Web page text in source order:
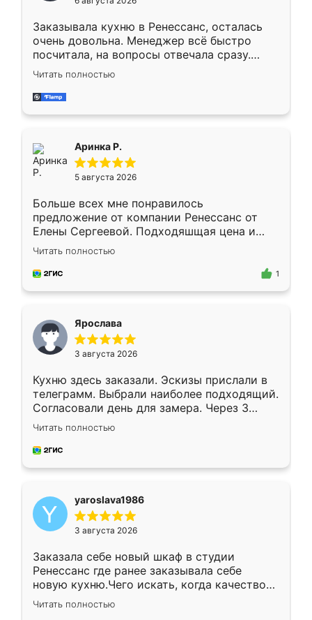
мебели буду заказывать только здесь.
Заказывала кухню в Ренессанс, осталась
очень довольна. Менеджер всё быстро
посчитала, на вопросы отвечала сразу.
Замерщик приехал в субботу, подошёл к
делу со всей ответственностью. Собрали
за день, ребята работали аккуратно, даже
Читать полностью
Аринка Р.
5 августа 2026
Больше всех мне понравилось
предложение от компании Ренессанс от
Елены Сергеевой. Подходяшщая цена и
короткие сроки изготовления. Приехавший
для замера сотрудник Владислав
предложил по моему эскизу самый
Читать полностью
1
Ярослава
3 августа 2026
Кухню здесь заказали. Эскизы прислали в
телеграмм. Выбрали наиболее подходящий.
Согласовали день для замера. Через 3
недели кухня была уже готова. Остались
довольны работой. Спасибо Ренессанс
мебель за качественную работу!
Читать полностью
yaroslava1986
3 августа 2026
Заказала себе новый шкаф в студии
Ренессанс где ранее заказывала себе
новую кухню.Чего искать, когда качеством
вполне довольна. Служит кухня уже почти
два года, нареканий нет.
Читать полностью